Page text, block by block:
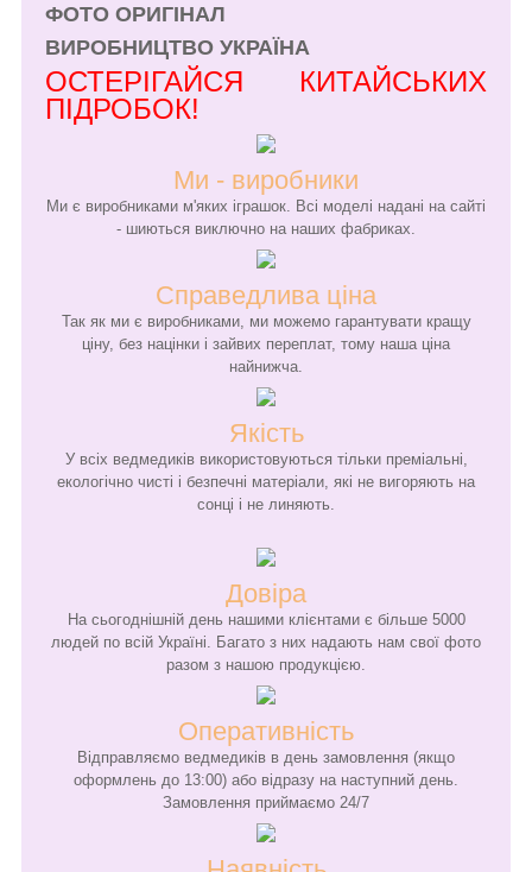
ФОТО ОРИГІНАЛ
ВИРОБНИЦТВО УКРАЇНА
ОСТЕРІГАЙСЯ КИТАЙСЬКИХ
ПІДРОБОК!
Ми - виробники
Ми є виробниками м'яких іграшок. Всі моделі надані на сайті
- шиються виключно на наших фабриках.
Справедлива ціна
Так як ми є виробниками, ми можемо гарантувати кращу
ціну, без націнки і зайвих переплат, тому наша ціна
найнижча.
Якість
У всіх ведмедиків використовуються тільки преміальні,
екологічно чисті і безпечні матеріали, які не вигоряють на
сонці і не линяють.
Довіра
На сьогоднішній день нашими клієнтами є більше 5000
людей по всій Україні. Багато з них надають нам свої фото
разом з нашою продукцією.
Оперативність
Відправляємо ведмедиків в день замовлення (якщо
оформлень до 13:00) або відразу на наступний день.
Замовлення приймаємо 24/7